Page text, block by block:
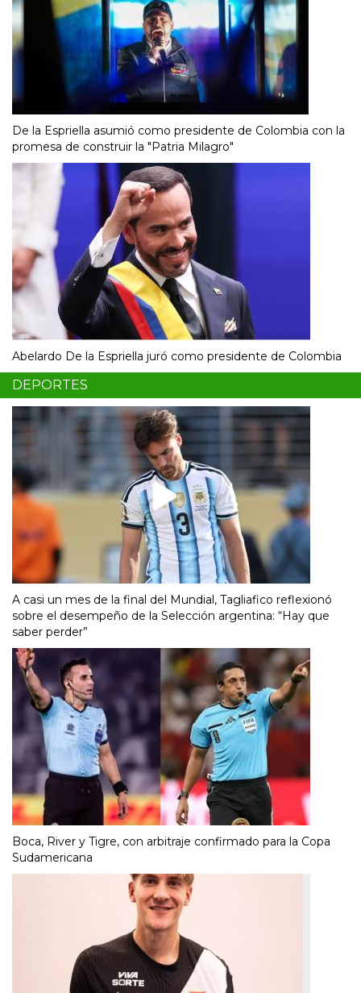
De la Espriella asumió como presidente de Colombia con la
promesa de construir la "Patria Milagro"
Abelardo De la Espriella juró como presidente de Colombia
DEPORTES
A casi un mes de la final del Mundial, Tagliafico reflexionó
sobre el desempeño de la Selección argentina: “Hay que
saber perder”
Boca, River y Tigre, con arbitraje confirmado para la Copa
Sudamericana